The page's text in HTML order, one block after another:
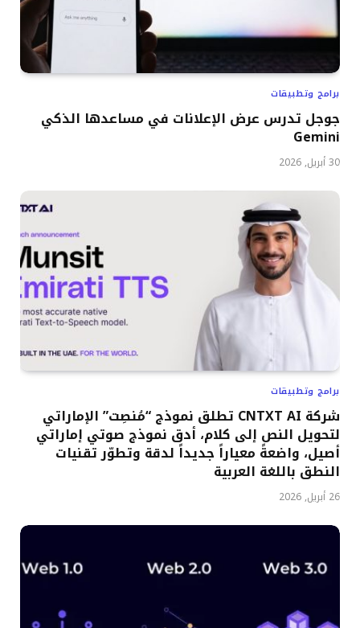
برامج وتطبيقات
جوجل تدرس عرض الإعلانات في مساعدها الذكي
Gemini
30 أبريل, 2026
برامج وتطبيقات
شركة CNTXT AI تطلق نموذج “مُنصِت” الإماراتي
لتحويل النص إلى كلام، أدق نموذج صوتي إماراتي
أصيل، واضعةً معياراً جديداً لدقة وتطوّر تقنيات
النطق باللغة العربية
26 أبريل, 2026